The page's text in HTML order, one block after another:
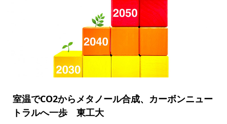
室温でCO2からメタノール合成、カーボンニュー
トラルへ一歩 東工大